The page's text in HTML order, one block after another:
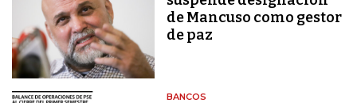
de Mancuso como gestor
de paz
BANCOS